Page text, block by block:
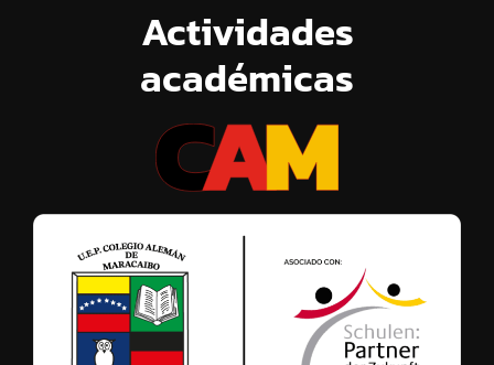
Actividades
académicas